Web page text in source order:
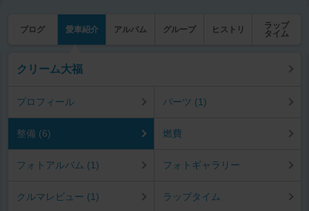
ブログ 愛車紹介 アルバム グループ ヒストリ
ラップ
タイム
クリーム大福
プロフィール パーツ (1)
整備 (6) 燃費
フォトアルバム (1) フォトギャラリー
クルマレビュー (1) ラップタイム